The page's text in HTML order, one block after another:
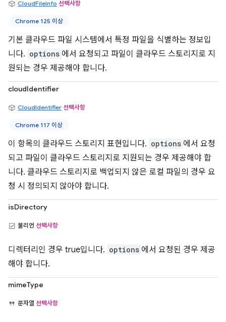
CloudFileInfo 선택사항
Chrome 125 이상
기본 클라우드 파일 시스템에서 특정 파일을 식별하는 정보입
니다. options 에서 요청되고 파일이 클라우드 스토리지로 지
원되는 경우 제공해야 합니다.
cloudIdentifier
CloudIdentifier 선택사항
Chrome 117 이상
이 항목의 클라우드 스토리지 표현입니다. options 에서 요청
되고 파일이 클라우드 스토리지로 지원되는 경우 제공해야 합
니다. 클라우드 스토리지로 백업되지 않은 로컬 파일의 경우 요
청 시 정의되지 않아야 합니다.
isDirectory
불리언 선택사항
디렉터리인 경우 true입니다. options 에서 요청된 경우 제공
해야 합니다.
mimeType
문자열 선택사항